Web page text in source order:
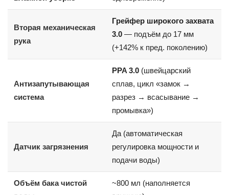
Вторая механическая
рука
Грейфер широкого захвата
3.0 — подъём до 17 мм
(+142% к пред. поколению)
Антизапутывающая
система
PPA 3.0 (швейцарский
сплав, цикл «замок →
разрез → всасывание →
промывка»)
Датчик загрязнения
Да (автоматическая
регулировка мощности и
подачи воды)
Объём бака чистой
~800 мл (наполняется